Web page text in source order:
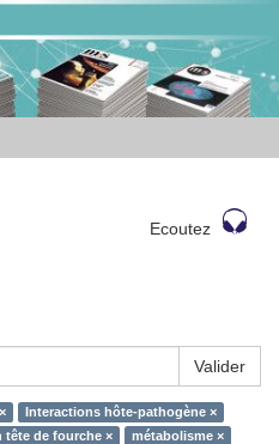
Ecoutez
Valider
Interactions hôte-pathogène ×
tête de fourche ×
métabolisme ×